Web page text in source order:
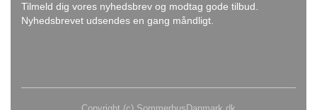
Tilmeld dig vores nyhedsbrev og modtag gode tilbud.
Nyhedsbrevet udsendes en gang måndligt.